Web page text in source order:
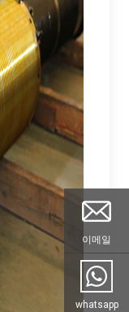
이메일
whatsapp